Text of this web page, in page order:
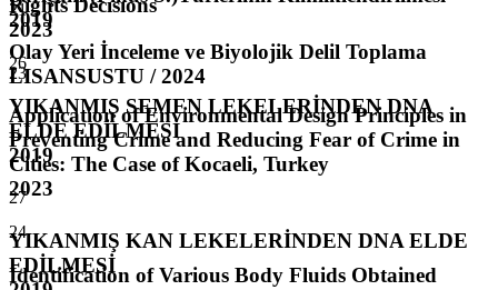
2019
26
YIKANMIŞ SEMEN LEKELERİNDEN DNA
ELDE EDİLMESİ
2019
27
YIKANMIŞ KAN LEKELERİNDEN DNA ELDE
EDİLMESİ
Rights Decisions
2023
23
Application of Environmental Design Principles in
Preventing Crime and Reducing Fear of Crime in
Cities: The Case of Kocaeli, Turkey
2023
24
Identification of Various Body Fluids Obtained
21
Olay Yeri İnceleme ve Biyolojik Delil Toplama
LISANSUSTU / 2024